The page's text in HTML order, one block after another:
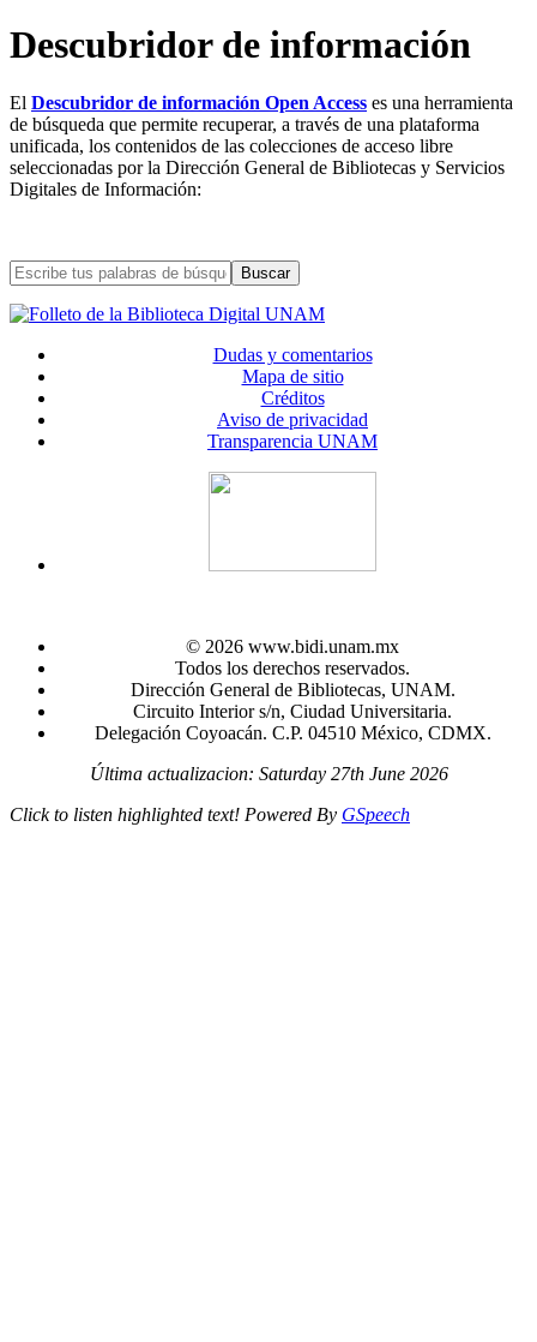
Descubridor de información
El Descubridor de información Open Access es una herramienta
de búsqueda que permite recuperar, a través de una plataforma
unificada, los contenidos de las colecciones de acceso libre
seleccionadas por la Dirección General de Bibliotecas y Servicios
Digitales de Información:
Buscar
Dudas y comentarios
Mapa de sitio
Créditos
Aviso de privacidad
Transparencia UNAM
© 2026 www.bidi.unam.mx
Todos los derechos reservados.
Dirección General de Bibliotecas, UNAM.
Circuito Interior s/n, Ciudad Universitaria.
Delegación Coyoacán. C.P. 04510 México, CDMX.
Última actualizacion: Saturday 27th June 2026
Click to listen highlighted text! Powered By GSpeech